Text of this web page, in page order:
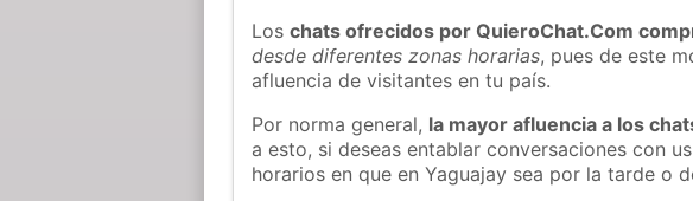
Loschats ofrecidos por QuieroChat.Com
desde diferentes zonas horarias, pues de este
afluencia de visitantes en tu país.
Por norma general, la mayor afluencia a los
a esto, si deseas entablar conversaciones con
horarios en que en Yaguajay sea por la tarde o